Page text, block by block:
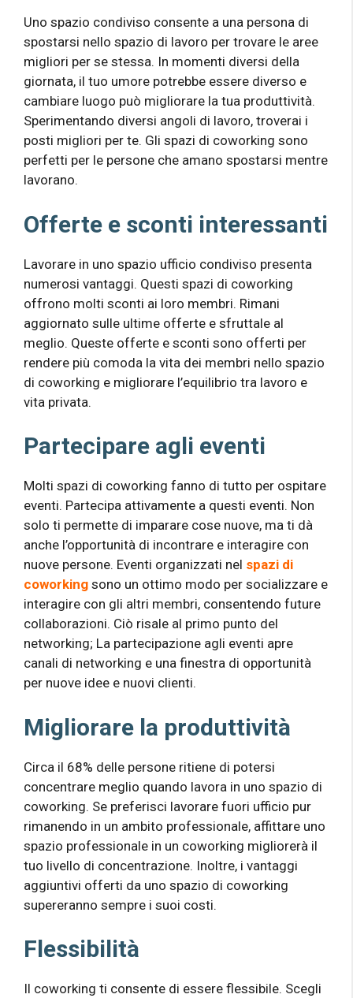
Uno spazio condiviso consente a una persona di
spostarsi nello spazio di lavoro per trovare le aree
migliori per se stessa. In momenti diversi della
giornata, il tuo umore potrebbe essere diverso e
cambiare luogo può migliorare la tua produttività.
Sperimentando diversi angoli di lavoro, troverai i
posti migliori per te. Gli spazi di coworking sono
perfetti per le persone che amano spostarsi mentre
lavorano.
Offerte e sconti interessanti
Lavorare in uno spazio ufficio condiviso presenta
numerosi vantaggi. Questi spazi di coworking
offrono molti sconti ai loro membri. Rimani
aggiornato sulle ultime offerte e sfruttale al
meglio. Queste offerte e sconti sono offerti per
rendere più comoda la vita dei membri nello spazio
di coworking e migliorare l’equilibrio tra lavoro e
vita privata.
Partecipare agli eventi
Molti spazi di coworking fanno di tutto per ospitare
eventi. Partecipa attivamente a questi eventi. Non
solo ti permette di imparare cose nuove, ma ti dà
anche l’opportunità di incontrare e interagire con
nuove persone. Eventi organizzati nel spazi di
coworking sono un ottimo modo per socializzare e
interagire con gli altri membri, consentendo future
collaborazioni. Ciò risale al primo punto del
networking; La partecipazione agli eventi apre
canali di networking e una finestra di opportunità
per nuove idee e nuovi clienti.
Migliorare la produttività
Circa il 68% delle persone ritiene di potersi
concentrare meglio quando lavora in uno spazio di
coworking. Se preferisci lavorare fuori ufficio pur
rimanendo in un ambito professionale, affittare uno
spazio professionale in un coworking migliorerà il
tuo livello di concentrazione. Inoltre, i vantaggi
aggiuntivi offerti da uno spazio di coworking
supereranno sempre i suoi costi.
Flessibilità
Il coworking ti consente di essere flessibile. Scegli